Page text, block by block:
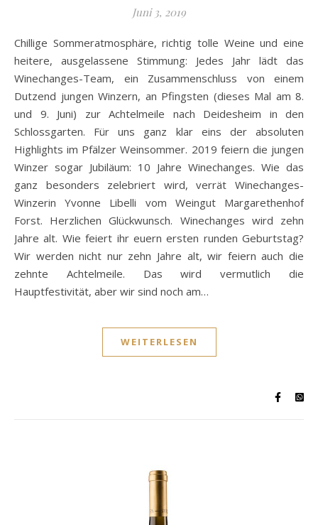
Juni 3, 2019
Chillige Sommeratmosphäre, richtig tolle Weine und eine
heitere, ausgelassene Stimmung: Jedes Jahr lädt das
Winechanges-Team, ein Zusammenschluss von einem
Dutzend jungen Winzern, an Pfingsten (dieses Mal am 8.
und 9. Juni) zur Achtelmeile nach Deidesheim in den
Schlossgarten. Für uns ganz klar eins der absoluten
Highlights im Pfälzer Weinsommer. 2019 feiern die jungen
Winzer sogar Jubiläum: 10 Jahre Winechanges. Wie das
ganz besonders zelebriert wird, verrät Winechanges-
Winzerin Yvonne Libelli vom Weingut Margarethenhof
Forst. Herzlichen Glückwunsch. Winechanges wird zehn
Jahre alt. Wie feiert ihr euern ersten runden Geburtstag?
Wir werden nicht nur zehn Jahre alt, wir feiern auch die
zehnte Achtelmeile. Das wird vermutlich die
Hauptfestivität, aber wir sind noch am…
WEITERLESEN